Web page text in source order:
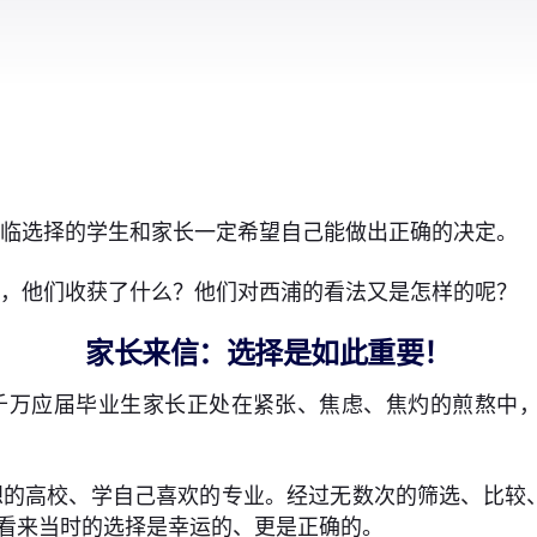
选择的学生和家长一定希望自己能做出正确的决定。
他们收获了什么？他们对西浦的看法又是怎样的呢？
家长来信：选择是如此重要！
万应届毕业生家长正处在紧张、焦虑、焦灼的煎熬中
高校、学自己喜欢的专业。经过无数次的筛选、比
当时的选择是幸运的、更是正确的。